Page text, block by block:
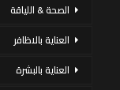
الصحة & اللياقة
العناية بالاظافر
العناية بالبشرة